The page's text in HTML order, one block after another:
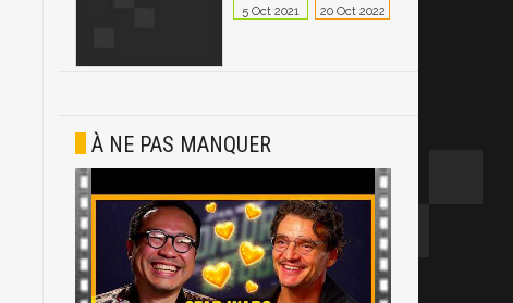
5 Oct 2021 20 Oct 2022
À NE PAS MANQUER